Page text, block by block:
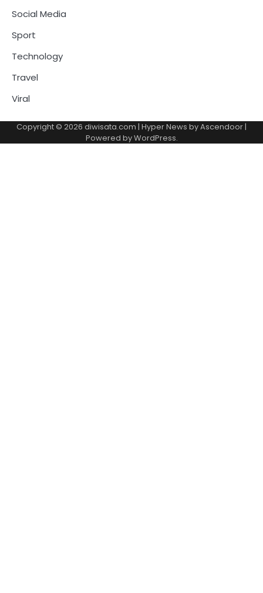
Social Media
Sport
Technology
Travel
Viral
Copyright © 2026 diwisata.com | Hyper News byAscendoor|
Powered byWordPress.